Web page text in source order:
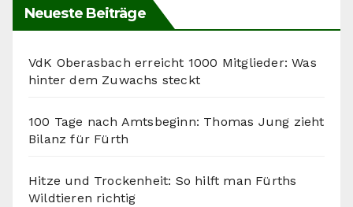
Neueste Beiträge
VdK Oberasbach erreicht 1000 Mitglieder: Was
hinter dem Zuwachs steckt
100 Tage nach Amtsbeginn: Thomas Jung zieht
Bilanz für Fürth
Hitze und Trockenheit: So hilft man Fürths
Wildtieren richtig